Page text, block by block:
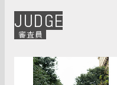
JUDGE
審査員